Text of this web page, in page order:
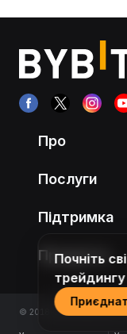
Про
Послуги
Підтримка
Продукти
© 2018-2026 Bybit.com. All
Почніть
трейдингу